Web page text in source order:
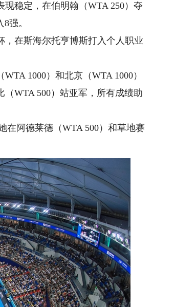
稳定，在伯明翰（WTA 250）夺
强。
在斯海尔托亨博斯打入个人职业
1000）和北京（WTA 1000）
WTA 500）站亚军，所有成绩助
阿德莱德（WTA 500）和草地赛